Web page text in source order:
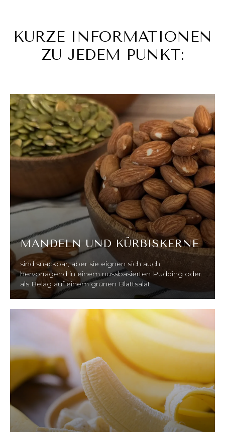
KURZE INFORMATIONEN
ZU JEDEM PUNKT:
MANDELN UND KÜRBISKERNE
sind snackbar, aber sie eignen sich auch
hervorragend in einem nussbasierten Pudding oder
als Belag auf einem grünen Blattsalat.